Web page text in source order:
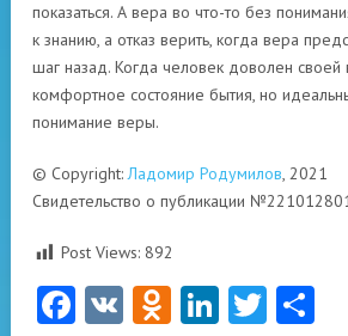
показаться. А вера во что-то без
к знанию, а отказ верить, когда вера
шаг назад. Когда человек доволен своей
комфортное состояние бытия, но
понимание веры.
© Copyright:Ладомир Родумилов, 2021
Свидетельство о публикации
Post Views: 892
Facebook
VK LinkedIn